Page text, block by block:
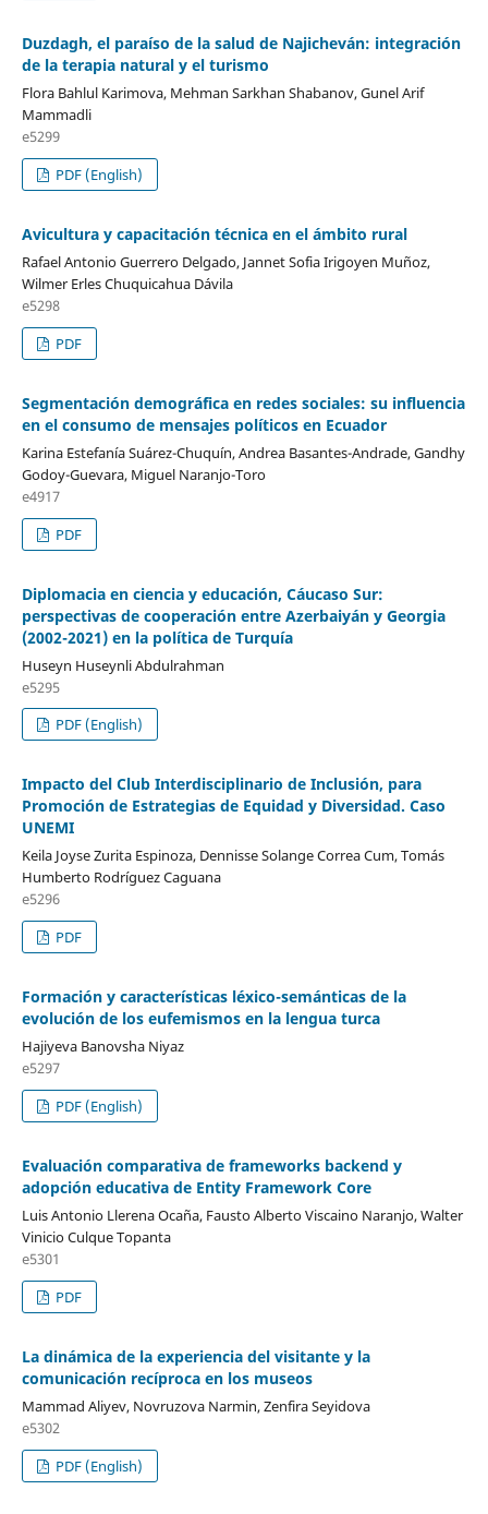
Duzdagh, el paraíso de la salud de Najicheván: integración
de la terapia natural y el turismo
Flora Bahlul Karimova, Mehman Sarkhan Shabanov, Gunel Arif
Mammadli
e5299
PDF (English)
Avicultura y capacitación técnica en el ámbito rural
Rafael Antonio Guerrero Delgado, Jannet Sofia Irigoyen Muñoz,
Wilmer Erles Chuquicahua Dávila
e5298
PDF
Segmentación demográfica en redes sociales: su influencia
en el consumo de mensajes políticos en Ecuador
Karina Estefanía Suárez-Chuquín, Andrea Basantes-Andrade, Gandhy
Godoy-Guevara, Miguel Naranjo-Toro
e4917
PDF
Diplomacia en ciencia y educación, Cáucaso Sur:
perspectivas de cooperación entre Azerbaiyán y Georgia
(2002-2021) en la política de Turquía
Huseyn Huseynli Abdulrahman
e5295
PDF (English)
Impacto del Club Interdisciplinario de Inclusión, para
Promoción de Estrategias de Equidad y Diversidad. Caso
UNEMI
Keila Joyse Zurita Espinoza, Dennisse Solange Correa Cum, Tomás
Humberto Rodríguez Caguana
e5296
PDF
Formación y características léxico-semánticas de la
evolución de los eufemismos en la lengua turca
Hajiyeva Banovsha Niyaz
e5297
PDF (English)
Evaluación comparativa de frameworks backend y
adopción educativa de Entity Framework Core
Luis Antonio Llerena Ocaña, Fausto Alberto Viscaino Naranjo, Walter
Vinicio Culque Topanta
e5301
PDF
La dinámica de la experiencia del visitante y la
comunicación recíproca en los museos
Mammad Aliyev, Novruzova Narmin, Zenfira Seyidova
e5302
PDF (English)